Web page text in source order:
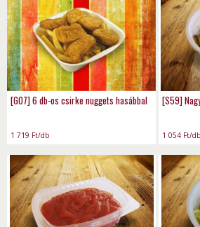
[G07] 6 db-os csirke nuggets hasábbal
1 719 Ft/db
[S59]
1 054 Ft/db